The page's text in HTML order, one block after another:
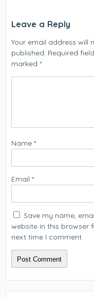
Leave a Reply
Your email address will
published. Required
marked*
Name*
Email*
Save my name,
website in this browser
next time I comment.